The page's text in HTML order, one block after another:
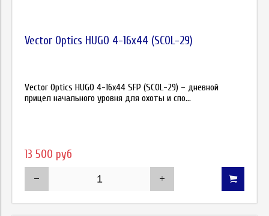
Vector Optics HUGO 4-16x44 (SCOL-29)
Vector Optics HUGO 4-16x44 SFP (SCOL-29) – дневной
прицел начального уровня для охоты и спо...
13 500 руб